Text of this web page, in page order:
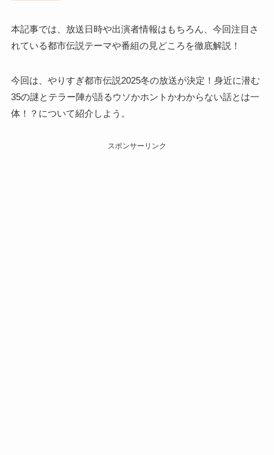
本記事では、放送日時や出演者情報はもちろん、今回注目さ
れている都市伝説テーマや番組の見どころを徹底解説！
今回は、やりすぎ都市伝説2025冬の放送が決定！身近に潜む
35の謎とテラー陣が語るウソかホントかわからない話とは一
体！？について紹介しよう。
スポンサーリンク